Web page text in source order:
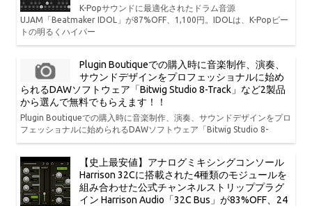
K-Popサウンドに最適化されたドラム音源
UJAM「Beatmaker IDOL」が87%OFF、1,100円。IDOLは、K-Popビー
トの明るくハイパー
Plugin Boutiqueでの購入時に音楽制作、演奏、
サウンドデザインをプロフェッショナルに始め
られるDAWソフトウェア「Bitwig Studio 8-Track」など2製品
から選んで無料でもらえます！！
Plugin Boutiqueでの購入時に音楽制作、演奏、サウンドデザインをプロ
フェッショナルに始められるDAWソフトウェア「Bitwig Studio 8-
【史上最安値】アナログミキシングコンソール
Harrison 32Cに搭載された4種類のモジュールを
組み合わせた公式チャンネルストリッププラグ
イン Harrison Audio「32C Bus」が83%OFF、24